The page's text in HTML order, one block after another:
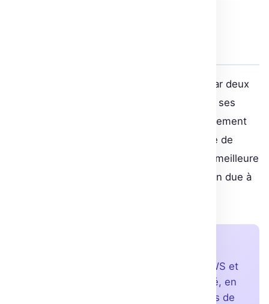
Avec cette restructuration, Fetch a divisé par deux
la latence de traitement des reçus et réduit ses
coûts. Ces gains ne se mesurent pas uniquement
en termes financiers. En rendant la réponse de
l’application plus rapide, Fetch garantit une meilleure
fidélisation utilisateur, évitant la désaffection due à
En internalisant ses modèles IA avec AWS et
Hugging Face, Fetch gagne en efficacité, en
maîtrise des données, et réduit le temps de